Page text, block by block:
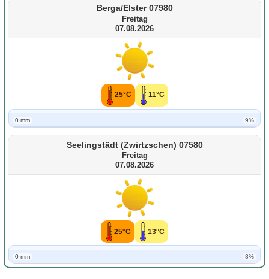
Berga/Elster 07980
Freitag
07.08.2026
25°C 11°C
0 mm 9%
Seelingstädt (Zwirtzschen) 07580
Freitag
07.08.2026
25°C 13°C
0 mm 8%